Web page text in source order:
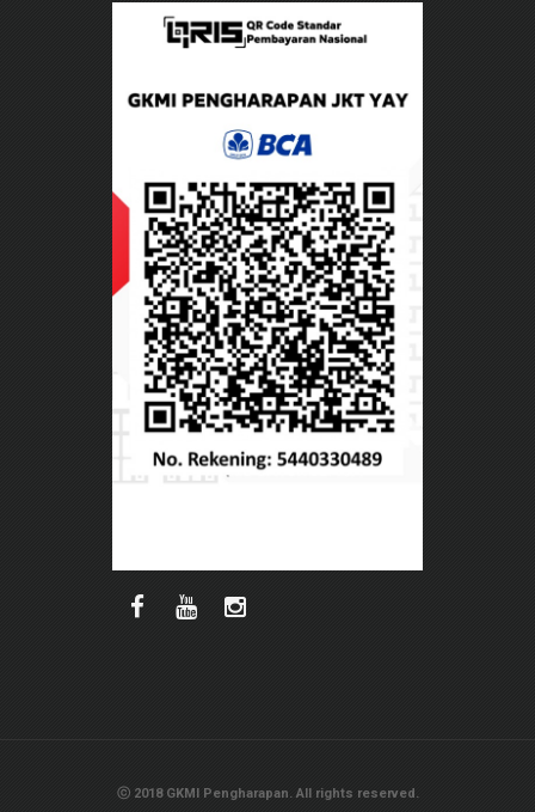
ⓒ 2018 GKMI Pengharapan. All rights reserved.